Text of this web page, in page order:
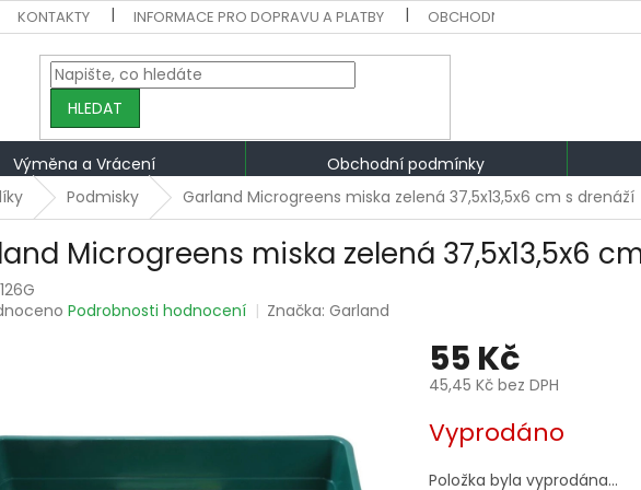
KONTAKTY INFORMACE PRO DOPRAVU A PLATBY OBCHODNÍ PODMÍNKY
HLEDAT
Výměna a Vrácení Obchodní podmínky
Podmisky Garland Microgreens miska zelená 37,5x13,5x6 cm s drenáží
Microgreens miska zelená 37,5x13,5x6
Podrobnosti hodnocení Značka:Garland
55 Kč
45,45 Kč bez DPH
cena:
Vyprodáno
Položka byla vyprodána…